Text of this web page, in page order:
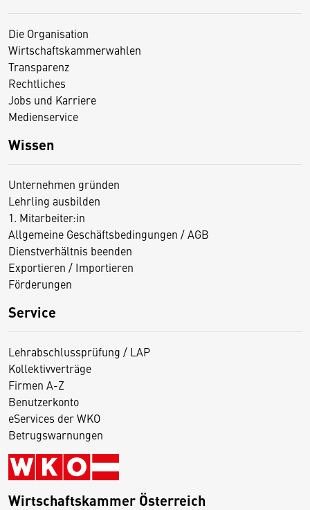
Die Organisation
Wirtschaftskammerwahlen
Transparenz
Rechtliches
Jobs und Karriere
Medienservice
Wissen
Unternehmen gründen
Lehrling ausbilden
1. Mitarbeiter:in
Allgemeine Geschäftsbedingungen / AGB
Dienstverhältnis beenden
Exportieren / Importieren
Förderungen
Service
Lehrabschlussprüfung / LAP
Kollektivverträge
Firmen A-Z
Benutzerkonto
eServices der WKO
Betrugswarnungen
Wirtschaftskammer Österreich